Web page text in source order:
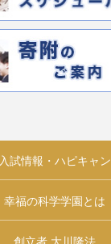
入試情報・ハピキャン
幸福の科学学園とは
創立者 大川隆法